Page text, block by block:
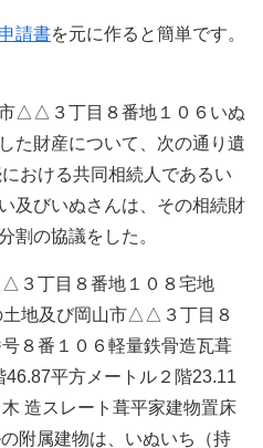
請書を元に作ると簡単です。
△△３丁目８番地１０６いぬ
た財産について、次の通り遺
おける共同相続人であるい
及びいぬさんは、その相続財
割の協議をした。
３丁目８番地１０８宅地
土地及び岡山市△△３丁目８
８番１０６軽量鉄骨造瓦葺
46.87平方メートル２階23.11
造スレート葺平家建物置床
附属建物は、いぬいち（持